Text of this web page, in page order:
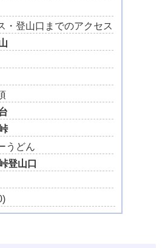
・登山口までのアクセス
うどん
登山口